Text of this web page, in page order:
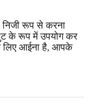
रूप से करना
के रूप में उपयोग कर
लिए आईना है, आपके